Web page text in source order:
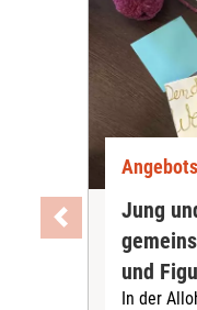
Jung
und
In der